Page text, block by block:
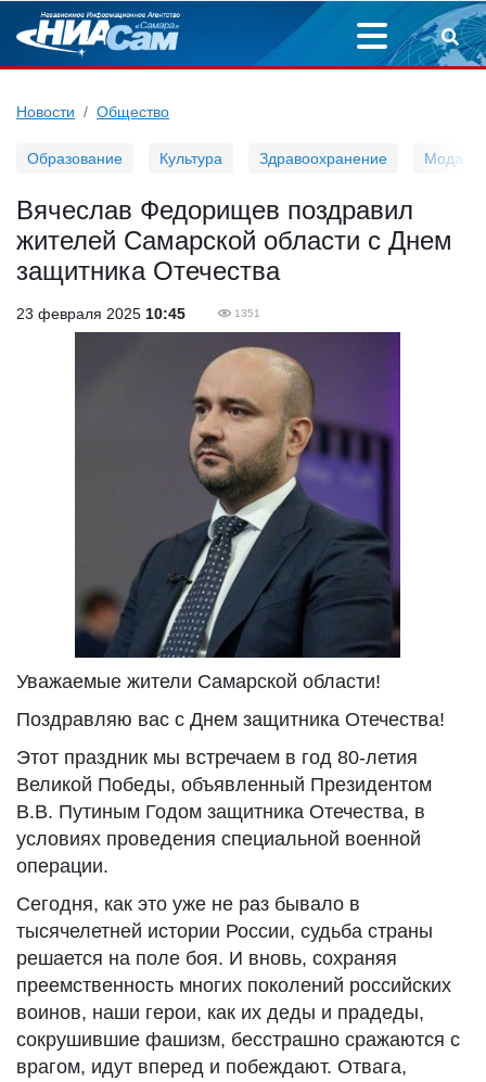
Новости Общество
Образование Культура Здравоохранение Мода
Вячеслав Федорищев поздравил
жителей Самарской области с Днем
защитника Отечества
23 февраля 2025 10:45 1351
Уважаемые жители Самарской области!
Поздравляю вас с Днем защитника Отечества!
Этот праздник мы встречаем в год 80-летия
Великой Победы, объявленный Президентом
В.В. Путиным Годом защитника Отечества, в
условиях проведения специальной военной
операции.
Сегодня, как это уже не раз бывало в
тысячелетней истории России, судьба страны
решается на поле боя. И вновь, сохраняя
преемственность многих поколений российских
воинов, наши герои, как их деды и прадеды,
сокрушившие фашизм, бесстрашно сражаются с
врагом, идут вперед и побеждают. Отвага,